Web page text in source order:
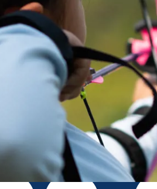
Folkspels
Välj dina cookies